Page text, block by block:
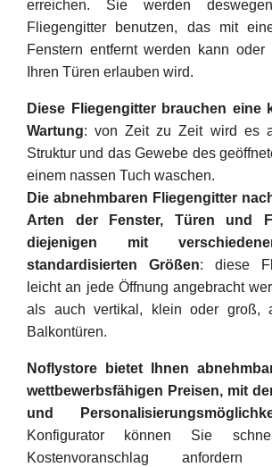
erreichen. Sie werden
Fliegengitter benutzen, das mit
Fenstern entfernt werden kann
Ihren Türen erlauben wird.
Diese Fliegengitter brauchen eine
Wartung: von Zeit zu Zeit wird es
Struktur und das Gewebe des
einem nassen Tuch waschen.
Die abnehmbaren Fliegengitter
Arten der Fenster, Türen und
diejenigen mit
standardisierten Größen: diese
leicht an jede Öffnung angebracht
als auch vertikal, klein oder groß,
Balkontüren.
Noflystore bietet Ihnen
wettbewerbsfähigen Preisen, mit
und
Konfigurator können Sie
Kostenvoranschlag